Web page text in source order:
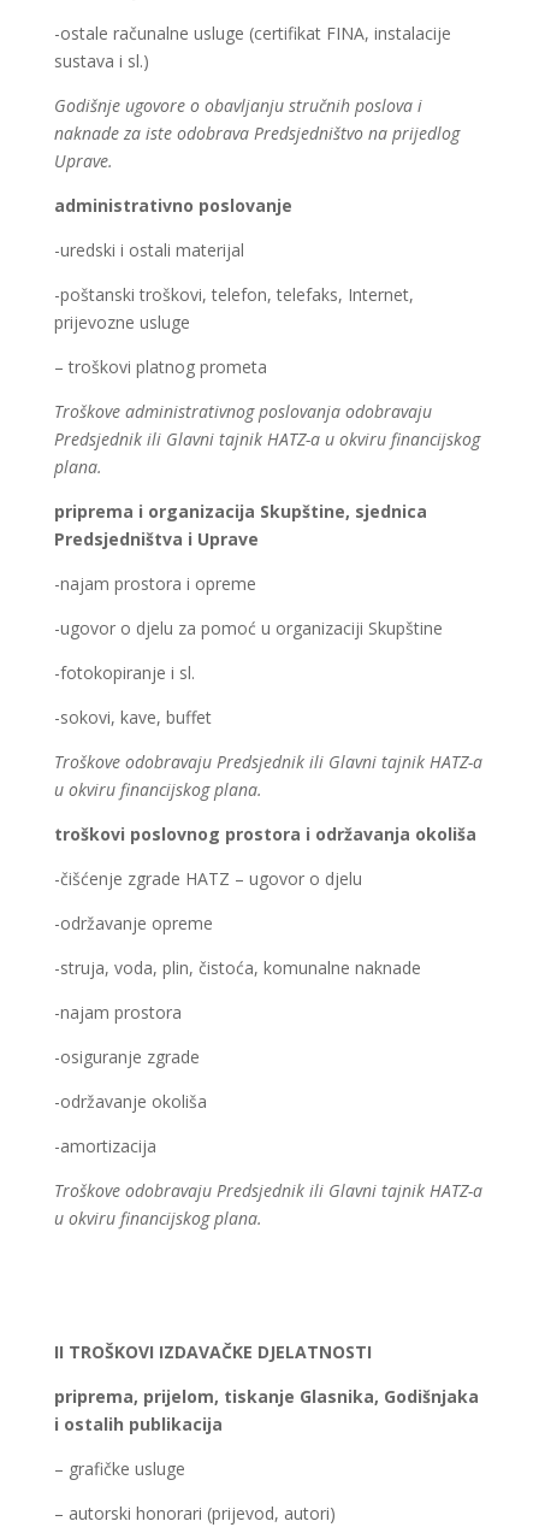
-ostale računalne usluge (certifikat FINA, instalacije
sustava i sl.)
Godišnje ugovore o obavljanju stručnih poslova i
naknade za iste odobrava Predsjedništvo na prijedlog
Uprave.
administrativno poslovanje
-uredski i ostali materijal
-poštanski troškovi, telefon, telefaks, Internet,
prijevozne usluge
– troškovi platnog prometa
Troškove administrativnog poslovanja odobravaju
Predsjednik ili Glavni tajnik HATZ-a u okviru financijskog
plana.
priprema i organizacija Skupštine, sjednica
Predsjedništva i Uprave
-najam prostora i opreme
-ugovor o djelu za pomoć u organizaciji Skupštine
-fotokopiranje i sl.
-sokovi, kave, buffet
Troškove odobravaju Predsjednik ili Glavni tajnik HATZ-a
u okviru financijskog plana.
troškovi poslovnog prostora i održavanja okoliša
-čišćenje zgrade HATZ – ugovor o djelu
-održavanje opreme
-struja, voda, plin, čistoća, komunalne naknade
-najam prostora
-osiguranje zgrade
-održavanje okoliša
-amortizacija
Troškove odobravaju Predsjednik ili Glavni tajnik HATZ-a
u okviru financijskog plana.
II TROŠKOVI IZDAVAČKE DJELATNOSTI
priprema, prijelom, tiskanje Glasnika, Godišnjaka
i ostalih publikacija
– grafičke usluge
– autorski honorari (prijevod, autori)